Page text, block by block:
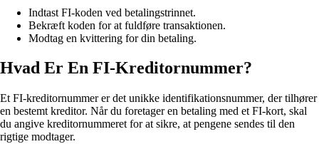
Indtast FI-koden ved betalingstrinnet.
Bekræft koden for at fuldføre transaktionen.
Modtag en kvittering for din betaling.
Hvad Er En FI-Kreditornummer?
Et FI-kreditornummer er det unikke identifikationsnummer, der tilhører
en bestemt kreditor. Når du foretager en betaling med et FI-kort, skal
du angive kreditornummeret for at sikre, at pengene sendes til den
rigtige modtager.